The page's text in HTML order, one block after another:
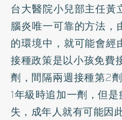
台大醫院小兒部主任黃
腦炎唯一可靠的方法，
的環境中，就可能會
接種政策是以小孩免費
劑，間隔兩週接種第2
1年級時追加一劑，但
失，成年人就有可能因